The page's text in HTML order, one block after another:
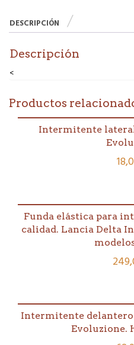
DESCRIPCIÓN
Descripción
<
Productos
Intermitente
Funda elástica para
calidad. Lancia Delta
Intermitente
Evoluzione.